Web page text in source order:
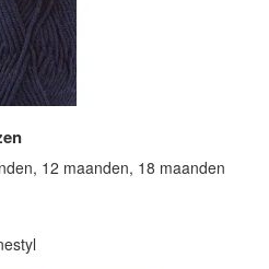
12 maanden, 18 maanden